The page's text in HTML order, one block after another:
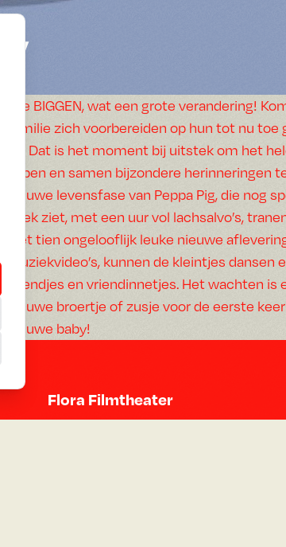
Alle BIGGEN, wat een grote verandering!
familie zich voorbereiden op hun tot nu
bij! Dat is het moment bij uitstek om het
kopen en samen bijzondere herinneringen
nieuwe levensfase van Peppa Pig, die nog
doek ziet, met een uur vol lachsalvo’s,
Met tien ongelooflijk leuke nieuwe
muziekvideo’s, kunnen de kleintjes
vriendjes en vriendinnetjes. Het wachten
nieuwe broertje of zusje voor de eerste
nieuwe baby!
Flora Filmtheater